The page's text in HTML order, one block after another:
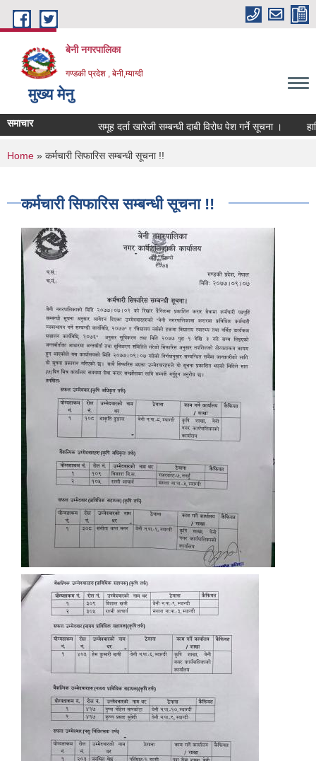
Skip to main content
बेनी नगरपालिका
गण्डकी प्रदेश , बेनी,म्याग्दी
मुख्य मेनु
समाचार समूह दर्ता खारेजी सम्बन्धी दाबी विरोध पेश गर्ने सूचना ।
You are here
Home » कर्मचारी सिफारिस सम्बन्धी सूचना !!
कर्मचारी सिफारिस सम्बन्धी सूचना !!